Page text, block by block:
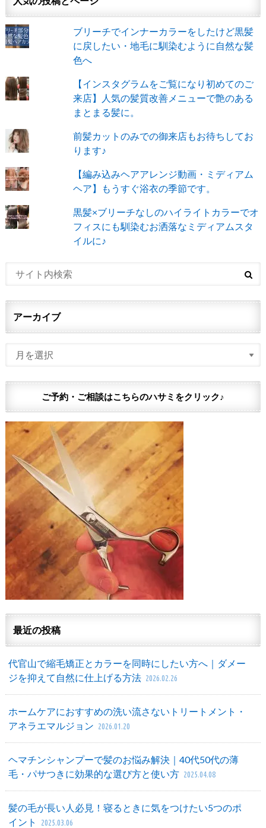
ブリーチでインナーカラーをしたけど黒髪
に戻したい・地毛に馴染むように自然な髪
色へ
【インスタグラムをご覧になり初めてのご
来店】人気の髪質改善メニューで艶のある
まとまる髪に。
前髪カットのみでの御来店もお待ちしてお
ります♪
【編み込みヘアアレンジ動画・ミディアム
ヘア】もうすぐ浴衣の季節です。
黒髪×ブリーチなしのハイライトカラーでオ
フィスにも馴染むお洒落なミディアムスタ
イルに♪
アーカイブ
ご予約・ご相談はこちらのハサミをクリック♪
最近の投稿
代官山で縮毛矯正とカラーを同時にしたい方へ｜ダメー
ジを抑えて自然に仕上げる方法 2026.02.26
ホームケアにおすすめの洗い流さないトリートメント・
アネラエマルジョン 2026.01.20
ヘマチンシャンプーで髪のお悩み解決｜40代50代の薄
毛・パサつきに効果的な選び方と使い方 2025.04.08
髪の毛が長い人必見！寝るときに気をつけたい5つのポ
イント
2025.03.06